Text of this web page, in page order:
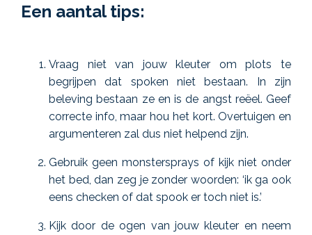
Een aantal tips:
Vraag niet van jouw kleuter om plots te
begrijpen dat spoken niet bestaan. In zijn
beleving bestaan ze en is de angst reëel. Geef
correcte info, maar hou het kort. Overtuigen en
argumenteren zal dus niet helpend zijn.
Gebruik geen monstersprays of kijk niet onder
het bed, dan zeg je zonder woorden: ‘ik ga ook
eens checken of dat spook er toch niet is.’
Kijk door de ogen van jouw kleuter en neem